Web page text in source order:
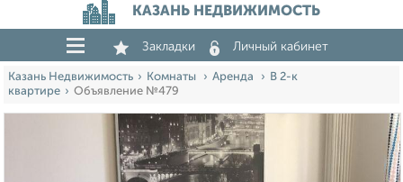
КАЗАНЬ НЕДВИЖИМОСТЬ
Закладки Личный кабинет
Казань Недвижимость Комнаты Аренда
В 2-к
квартире
Объявление №479